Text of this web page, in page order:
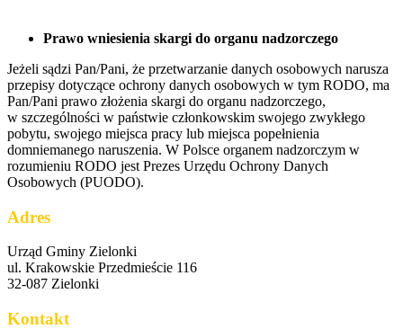
Prawo wniesienia skargi do organu nadzorczego
Jeżeli sądzi Pan/Pani, że przetwarzanie danych osobowych narusza
przepisy dotyczące ochrony danych osobowych w tym RODO, ma
Pan/Pani prawo złożenia skargi do organu nadzorczego,
w szczególności w państwie członkowskim swojego zwykłego
pobytu, swojego miejsca pracy lub miejsca popełnienia
domniemanego naruszenia. W Polsce organem nadzorczym w
rozumieniu RODO jest Prezes Urzędu Ochrony Danych
Osobowych (PUODO).
Adres
Urząd Gminy Zielonki
ul. Krakowskie Przedmieście 116
32-087 Zielonki
Kontakt